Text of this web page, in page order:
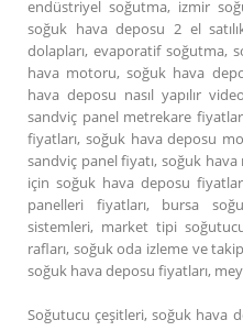
endüstriyel soğutma, izmir
soğuk hava deposu 2 el
dolapları, evaporatif soğutma,
hava motoru, soğuk hava
hava deposu nasıl yapılır
sandviç panel metrekare
fiyatları, soğuk hava deposu
sandviç panel fiyatı, soğuk
için soğuk hava deposu
panelleri fiyatları, bursa
sistemleri, market tipi
rafları, soğuk oda izleme ve
soğuk hava deposu fiyatları,
Soğutucu çeşitleri, soğuk hava